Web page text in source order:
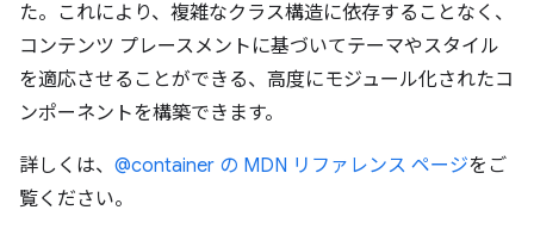
た。これにより、複雑なクラス構造に依存することなく、
コンテンツ プレースメントに基づいてテーマやスタイル
を適応させることができる、高度にモジュール化されたコ
ンポーネントを構築できます。
詳しくは、 @container の MDN リファレンス ページをご
覧ください。